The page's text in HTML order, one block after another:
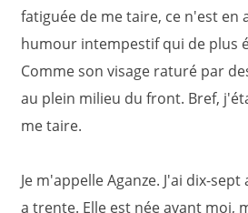
fatiguée de me taire, ce n'est en
humour intempestif qui de plus
Comme son visage raturé par
au plein milieu du front. Bref,
me taire.
Je m'appelle Aganze. J'ai dix-
a trente. Elle est née avant moi,